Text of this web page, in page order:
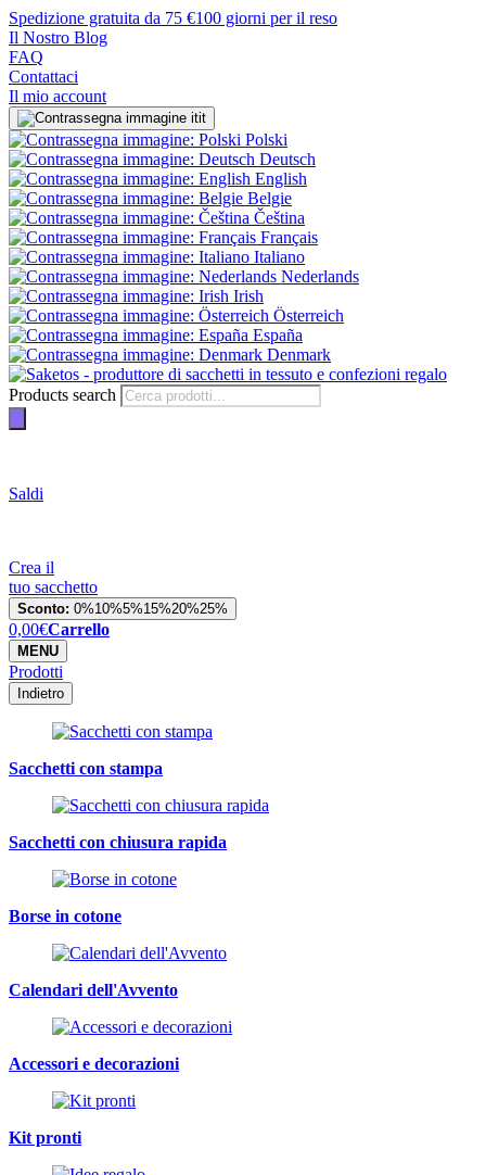
Spedizione gratuita da 75 €100 giorni per il reso
Il Nostro Blog
FAQ
Contattaci
Il mio account
it
Polski
Deutsch
English
Belgie
Čeština
Français
Italiano
Nederlands
Irish
Österreich
España
Denmark
Products search
Saldi
Crea il
tuo sacchetto
Sconto: 0%10%5%15%20%25%
0,00€Carrello
MENU
Prodotti
Indietro
Sacchetti con stampa
Sacchetti con chiusura rapida
Borse in cotone
Calendari dell'Avvento
Accessori e decorazioni
Kit pronti